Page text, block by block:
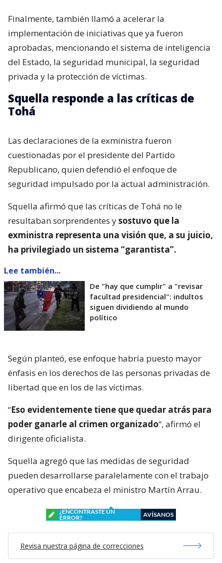
Finalmente, también llamó a acelerar la
implementación de iniciativas que ya fueron
aprobadas, mencionando el sistema de inteligencia
del Estado, la seguridad municipal, la seguridad
privada y la protección de víctimas.
Squella responde a las críticas de
Tohá
Las declaraciones de la exministra fueron
cuestionadas por el presidente del Partido
Republicano, quien defendió el enfoque de
seguridad impulsado por la actual administración.
Squella afirmó que las críticas de Tohá no le
resultaban sorprendentes ysostuvo que la
exministra representa una visión que, a su juicio,
ha privilegiado un sistema “garantista”.
Lee también...
De "hay que cumplir" a "revisar
facultad presidencial": indultos
siguen dividiendo al mundo
político
Según planteó, ese enfoque habría puesto mayor
énfasis en los derechos de las personas privadas de
libertad que en los de las víctimas.
“Eso evidentemente tiene que quedar atrás para
poder ganarle al crimen organizado“, afirmó el
dirigente oficialista.
Squella agregó que las medidas de seguridad
pueden desarrollarse paralelamente con el trabajo
operativo que encabeza el ministro Martín Arrau.
¿ENCONTRASTE UN
ERROR?
AVÍSANOS
Revisa nuestra página de correcciones